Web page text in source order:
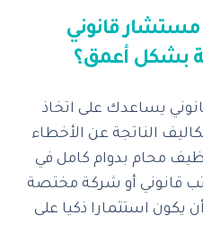
قانوني
بشكل أعمق؟
يساعدك على اتخاذ
الناتجة عن الأخطاء
محام بدوام كامل في
قانوني أو شركة مختصة
يكون استثمارا ذكيا على